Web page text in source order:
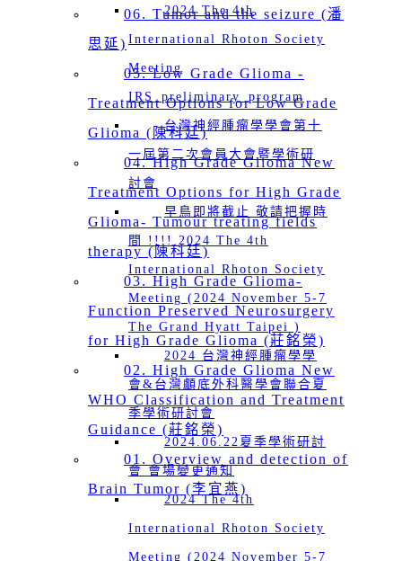
2024 The 4th
International Rhoton Society
Meeting
IRS_preliminary_program
台灣神經腫瘤學學會第十
一屆第二次會員大會暨學術研
討會
早鳥即將截止 敬請把握時
間 !!!! 2024 The 4th
International Rhoton Society
Meeting (2024 November 5-7
The Grand Hyatt Taipei )
2024 台灣神經腫瘤學學
會&台灣顱底外科醫學會聯合夏
季學術研討會
2024.06.22夏季學術研討
會 會場變更通知
2024 The 4th
International Rhoton Society
Meeting (2024 November 5-7
06. Tumor and the seizure (潘
思延)
05. Low Grade Glioma -
Treatment Options for Low Grade
Glioma (陳科廷)
04. High Grade Glioma New
Treatment Options for High Grade
Glioma- Tumour treating fields
therapy (陳科廷)
03. High Grade Glioma-
Function Preserved Neurosurgery
for High Grade Glioma (莊銘榮)
02. High Grade Glioma New
WHO Classification and Treatment
Guidance (莊銘榮)
01. Overview and detection of
Brain Tumor (李宜燕)